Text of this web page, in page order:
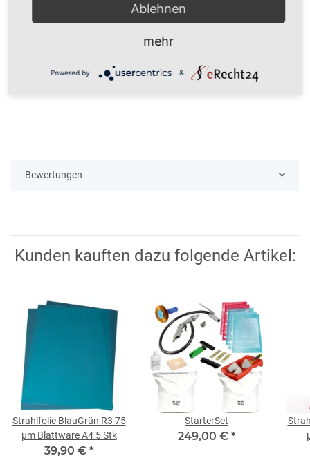
Sie ist lieferbar als Rolle und Bogenware:
100 Blatt DIN A4
geschützt vor Sonnenlicht (UV-Licht), zwischen 15
Bewertungen
Kunden kauften dazu folgende Artikel:
Strahlfolie BlauGrün R3 75
µm Blattware A4 5 Stk
39,90 € *
StarterSet
249,00 € *
Ablehnen
mehr
Powered by &